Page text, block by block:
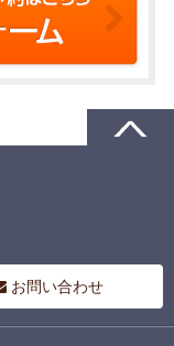
お問い合わせ